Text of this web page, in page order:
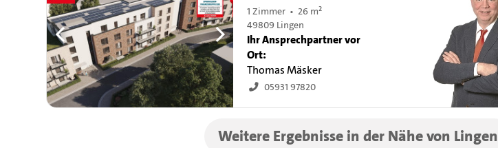
1 Zimmer • 26 m²
49809 Lingen
Ihr Ansprechpartner vor
Ort:
Thomas Mäsker
05931 97820
Weitere Ergebnisse in der Nähe von Lingen